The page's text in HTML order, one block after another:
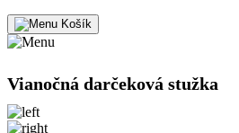
Košík
Vianočná darčeková stužka